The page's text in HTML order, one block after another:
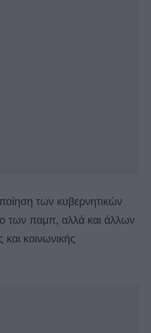
των κυβερνητικών
των παμπ, αλλά και άλλων
και κοινωνικής